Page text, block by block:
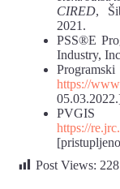
CIRED,
2021.
PSS®E
Industry,
https://
https://
Post Views: 228